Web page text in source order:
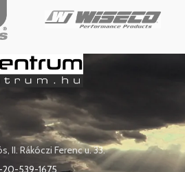
II. Rákóczi Ferenc u. 33.
20-539-1675